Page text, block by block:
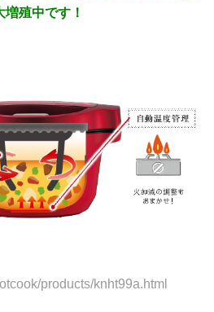
殖中です！
products/knht99a.html